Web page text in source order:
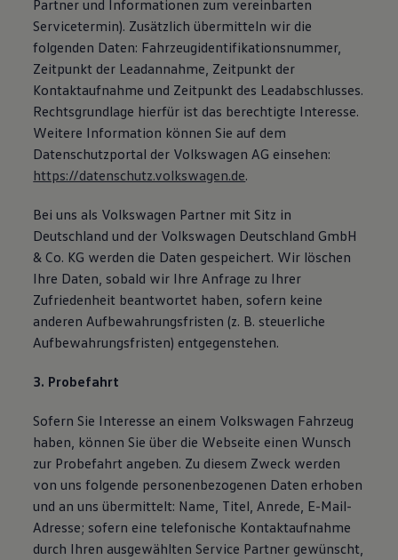
Partner und Informationen zum vereinbarten
Servicetermin). Zusätzlich übermitteln wir die
folgenden Daten: Fahrzeugidentifikationsnummer,
Zeitpunkt der Leadannahme, Zeitpunkt der
Kontaktaufnahme und Zeitpunkt des Leadabschlusses.
Rechtsgrundlage hierfür ist das berechtigte Interesse.
Weitere Information können Sie auf dem
Datenschutzportal der Volkswagen AG einsehen:
https://datenschutz.volkswagen.de.
Bei uns als Volkswagen Partner mit Sitz in
Deutschland und der Volkswagen Deutschland GmbH
& Co. KG werden die Daten gespeichert. Wir löschen
Ihre Daten, sobald wir Ihre Anfrage zu Ihrer
Zufriedenheit beantwortet haben, sofern keine
anderen Aufbewahrungsfristen (z. B. steuerliche
Aufbewahrungsfristen) entgegenstehen.
3. Probefahrt
Sofern Sie Interesse an einem Volkswagen Fahrzeug
haben, können Sie über die Webseite einen Wunsch
zur Probefahrt angeben. Zu diesem Zweck werden
von uns folgende personenbezogenen Daten erhoben
und an uns übermittelt: Name, Titel, Anrede, E-Mail-
Adresse; sofern eine telefonische Kontaktaufnahme
durch Ihren ausgewählten Service Partner gewünscht,